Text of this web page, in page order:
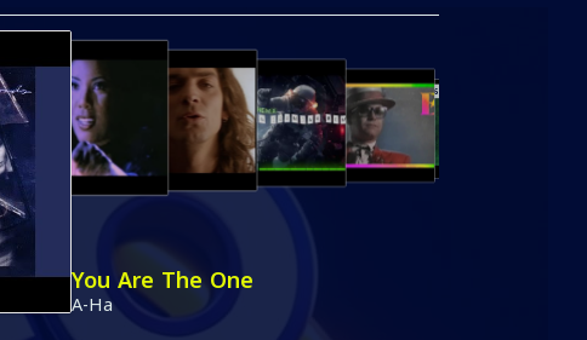
You Are The One
A-Ha
4
6